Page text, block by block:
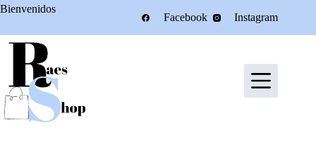
Saltar
Bienvenidos
Facebook Instagram